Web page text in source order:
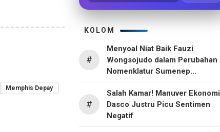
Memphis Depay
KOLOM
#
Menyoal Niat Baik Fauzi
Wongsojudo dalam Perubahan
Nomenklatur Sumenep
#
Salah Kamar! Manuver Ekonomi
Dasco Justru Picu Sentimen
Negatif